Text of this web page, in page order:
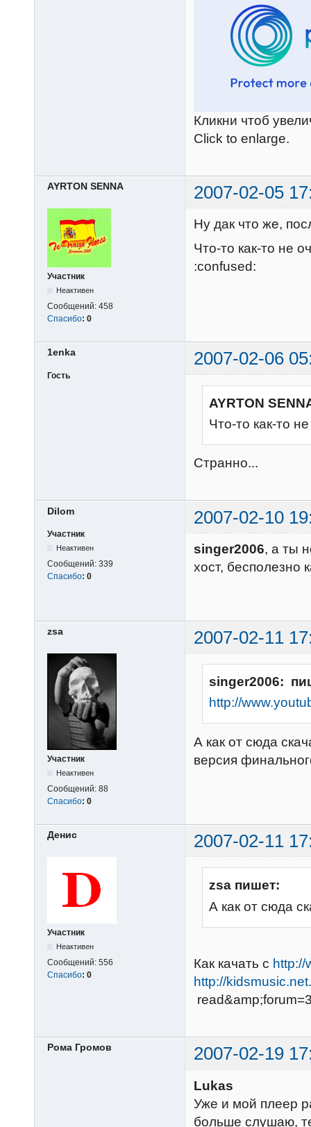
Кликни чтоб
Click to enlarge.
AYRTON SENNA 2007-02-05
Участник
Неактивен
Сообщений: 458
Спасибо: 0
Ну дак что же,
Что-то как-то не
:confused:
1enka 2007-02-06
Гость
AYRTON
Что-то как-то
Странно...
Dilom 2007-02-10
Участник
Неактивен
Сообщений: 339
Спасибо: 0
singer2006, а ты
хост, бесполезно
zsa 2007-02-11
Участник
Неактивен
Сообщений: 88
Спасибо: 0
singer2006:
http://
А как от сюда
версия
Денис 2007-02-11
Участник
Неактивен
Сообщений: 556
Спасибо: 0
zsa пишет:
А как от сюда
Как качать с http://
http://
Рома Громов 2007-02-19
Lukas
Уже и мой плеер
больше слушаю,